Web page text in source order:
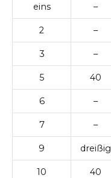
eins –
2 –
3 –
5 40
6 –
7 –
9 dreißig
10 40